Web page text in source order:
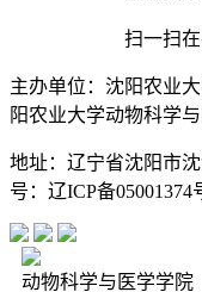
扫一扫
主办单位：沈阳农业
阳农业大学动物科学
地址：辽宁省沈阳市
号：辽ICP备05001374
动物科学与医学学院